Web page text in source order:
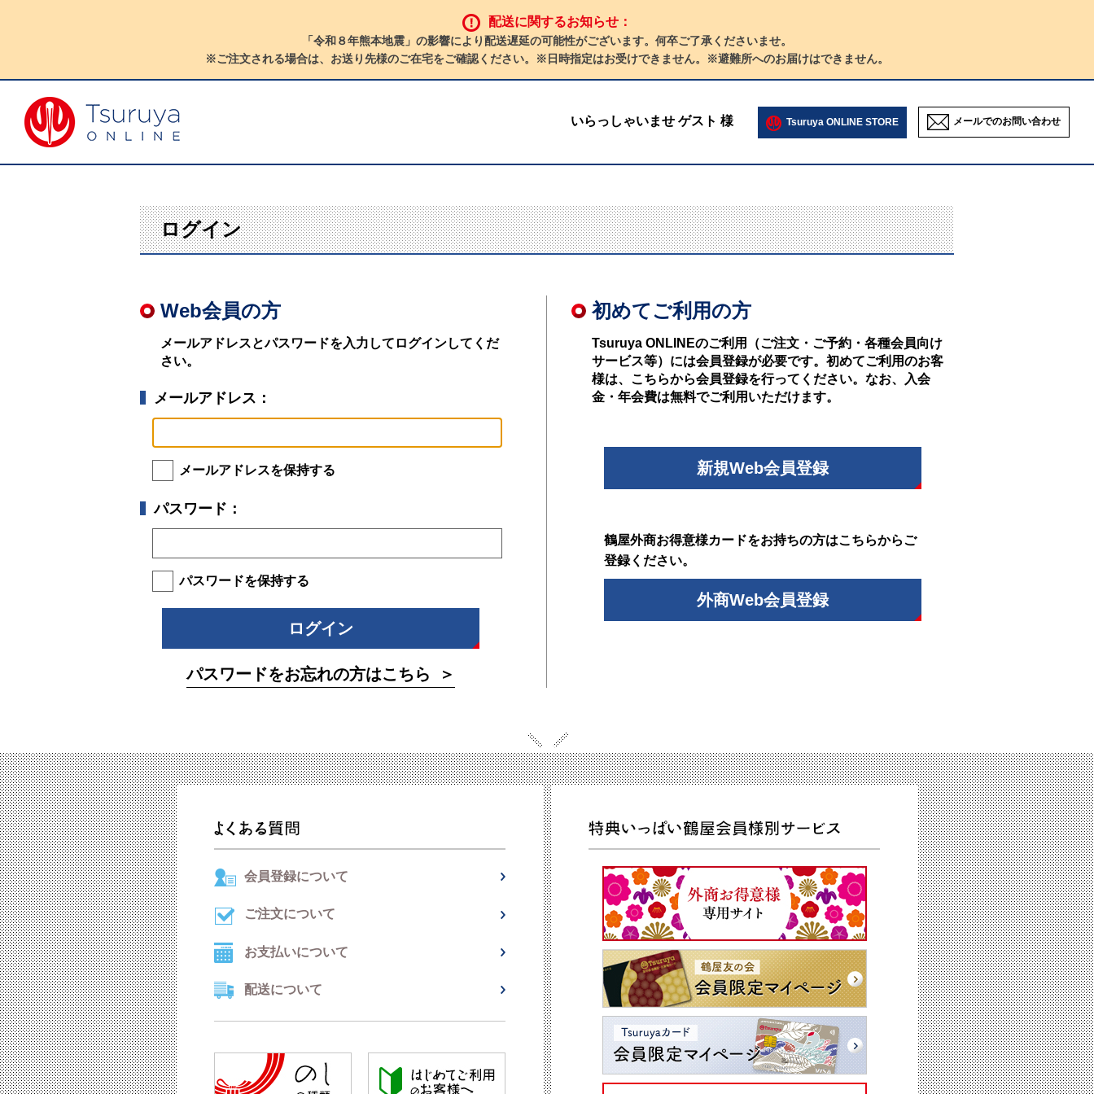
配送に関するお知らせ：
「令和８年熊本地震」の影響により配送遅延の可能性がございます。何卒ご了承くださいませ。
※ご注文される場合は、お送り先様のご在宅をご確認ください。※日時指定はお受けできません。※避難所へのお届けはできません。
いらっしゃいませ ゲスト 様 Tsuruya ONLINE STORE メールでのお問い合わせ
ログイン
Web会員の方
メールアドレスとパスワードを入力してログインしてくだ
さい。
メールアドレス：
メールアドレスを保持する
パスワード：
パスワードを保持する
パスワードをお忘れの方はこちら
初めてご利用の方
Tsuruya ONLINEのご利用（ご注文・ご予約・各種会員向け
サービス等）には会員登録が必要です。初めてご利用のお客
様は、こちらから会員登録を行ってください。なお、入会
金・年会費は無料でご利用いただけます。
新規Web会員登録
鶴屋外商お得意様カードをお持ちの方はこちらからご
登録ください。
外商Web会員登録
会員登録について
ご注文について
お支払いについて
配送について